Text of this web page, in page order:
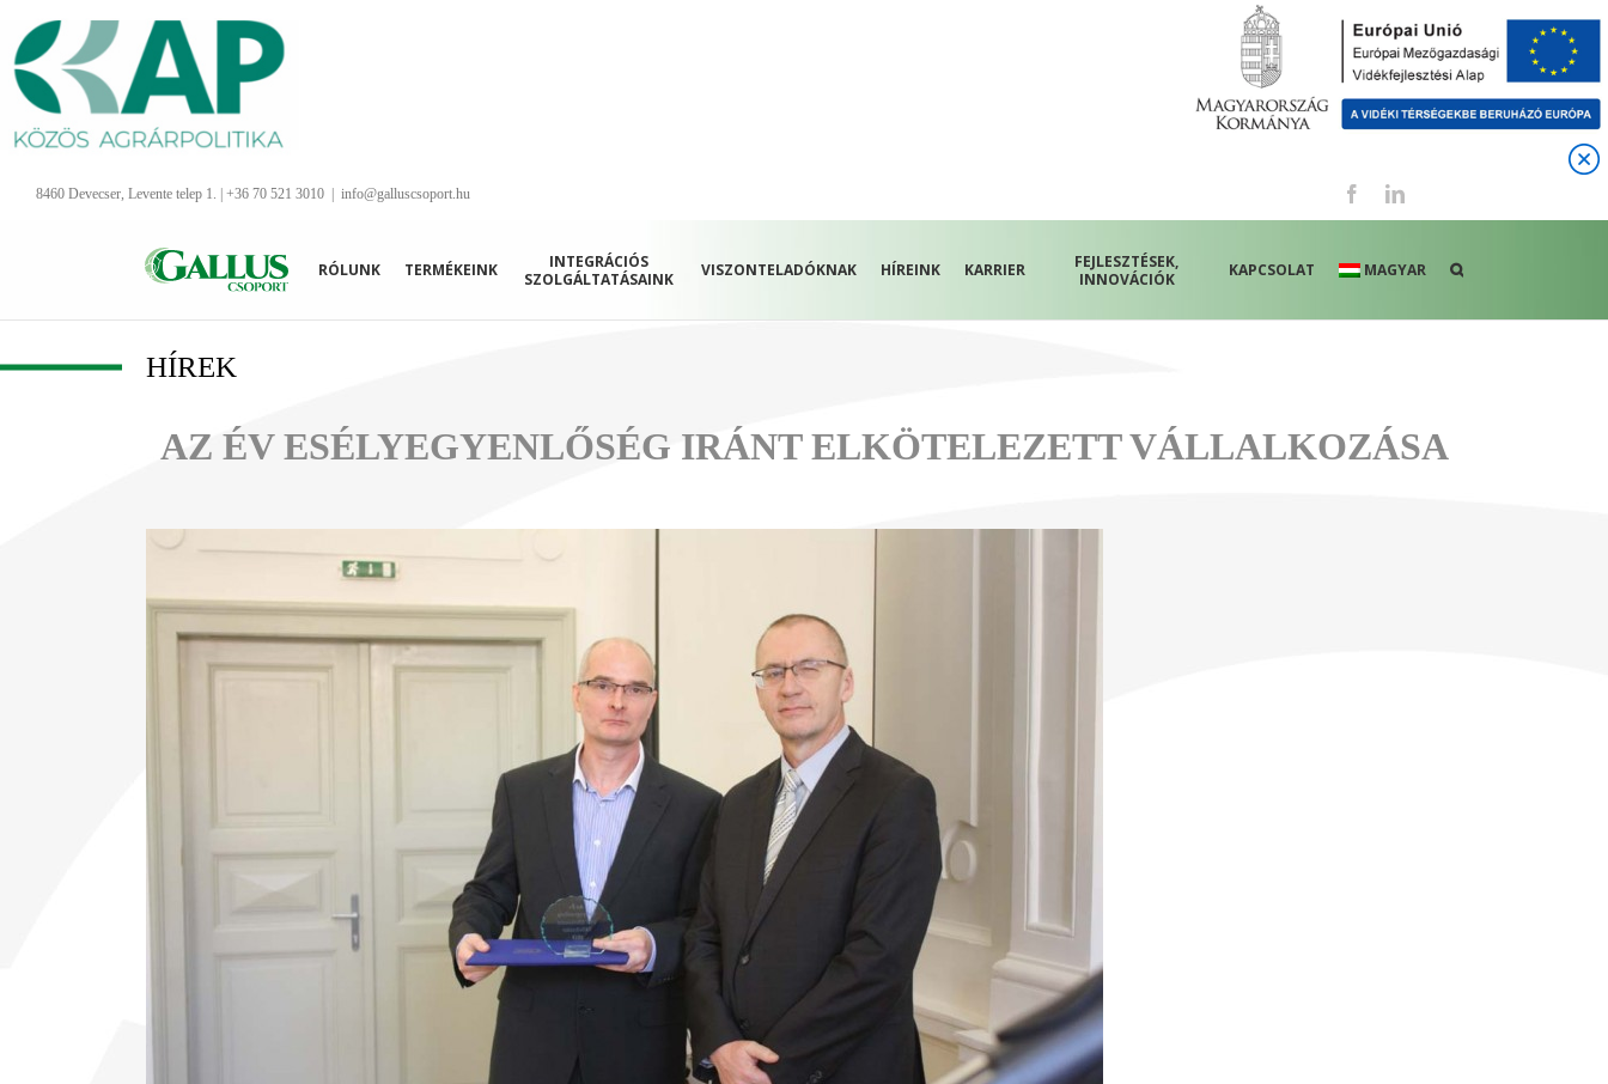
Kihagyás
8460 Devecser, Levente telep 1. | +36 70 521 3010 info@galluscsoport.hu FacebookLinkedIn
RÓLUNK TERMÉKEINK
INTEGRÁCIÓS
SZOLGÁLTATÁSAINK
VISZONTELADÓKNAK HÍREINK KARRIER
FEJLESZTÉSEK,
INNOVÁCIÓK
KAPCSOLAT MAGYAR
HÍREK
AZ ÉV ESÉLYEGYENLŐSÉG IRÁNT ELKÖTELEZETT VÁLLALKOZÁSA